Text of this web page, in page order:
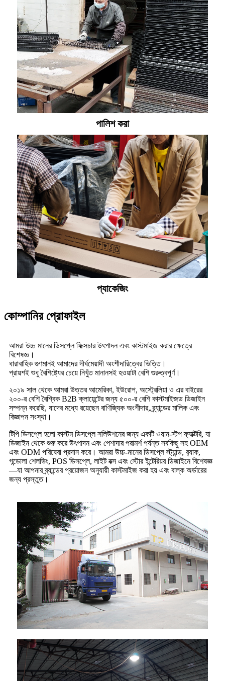
পালিশ করা
প্যাকেজিং
কোম্পানির প্রোফাইল
আমরা উচ্চ মানের ডিসপ্লে ফিক্সচার উৎপাদন এবং কাস্টমাইজ করার ক্ষেত্রে
বিশেষজ্ঞ।
ধারাবাহিক গুণমানই আমাদের দীর্ঘমেয়াদী অংশীদারিত্বের ভিত্তি।
প্রায়শই শুধু বৈশিষ্ট্যের চেয়ে নিখুঁত মানানসই হওয়াটা বেশি গুরুত্বপূর্ণ।
২০১৯ সাল থেকে আমরা উত্তর আমেরিকা, ইউরোপ, অস্ট্রেলিয়া ও এর বাইরের
২০০-র বেশি বৈশ্বিক B2B ক্লায়েন্টের জন্য ৫০০-র বেশি কাস্টমাইজড ডিজাইন
সম্পন্ন করেছি, যাদের মধ্যে রয়েছেন বাণিজ্যিক অংশীদার, ব্র্যান্ডের মালিক এবং
বিজ্ঞাপন সংস্থা।
টিপি ডিসপ্লে হলো কাস্টম ডিসপ্লে সলিউশনের জন্য একটি ওয়ান-স্টপ ফ্যাক্টরি, যা
ডিজাইন থেকে শুরু করে উৎপাদন এবং পেশাদার পরামর্শ পর্যন্ত সবকিছু সহ OEM
এবং ODM পরিষেবা প্রদান করে। আমরা উচ্চ-মানের ডিসপ্লে স্ট্যান্ড, র‍্যাক,
গন্ডোলা শেলভিং, POS ডিসপ্লে, লাইট বক্স এবং স্টোর ইন্টেরিয়র ডিজাইনে বিশেষজ্ঞ
—যা আপনার ব্র্যান্ডের প্রয়োজন অনুযায়ী কাস্টমাইজ করা হয় এবং বাল্ক অর্ডারের
জন্য প্রস্তুত।